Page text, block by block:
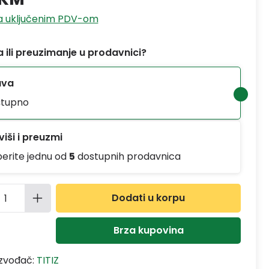
uključenim PDV-om
ili preuzimanje u prodavnici?
i preuzmi
jednu od 5 dostupnih prodavnica
proizvoda: Unesite željenu
Dodati u korpu
Brza kupovina
TITIZ